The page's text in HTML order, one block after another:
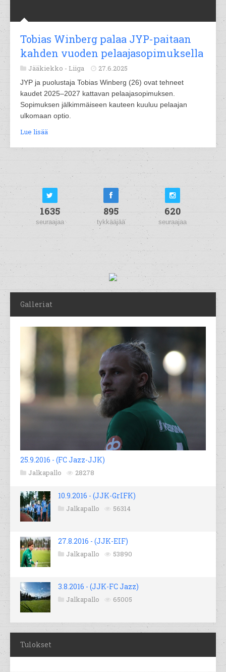
Tobias Winberg palaa JYP-paitaan
kahden vuoden pelaajasopimuksella
Jääkiekko - Liiga 27.6.2025
JYP ja puolustaja Tobias Winberg (26) ovat tehneet
kaudet 2025–2027 kattavan pelaajasopimuksen.
Sopimuksen jälkimmäiseen kauteen kuuluu pelaajan
ulkomaan optio.
Lue lisää
1635
seuraajaa
895
tykkääjää
620
seuraajaa
Galleriat
25.9.2016 - (FC Jazz-JJK)
Jalkapallo 28278
10.9.2016 - (JJK-GrIFK)
Jalkapallo 56314
27.8.2016 - (JJK-EIF)
Jalkapallo 53890
3.8.2016 - (JJK-FC Jazz)
Jalkapallo 65005
Tulokset